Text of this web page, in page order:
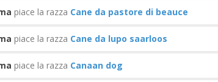
piace la razza Cane da pastore di beauce
piace la razza Cane da lupo saarloos
piace la razza Canaan dog